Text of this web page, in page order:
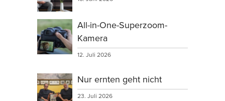
All-in-One-Superzoom-
Kamera
12. Juli 2026
Nur ernten geht nicht
23. Juli 2026